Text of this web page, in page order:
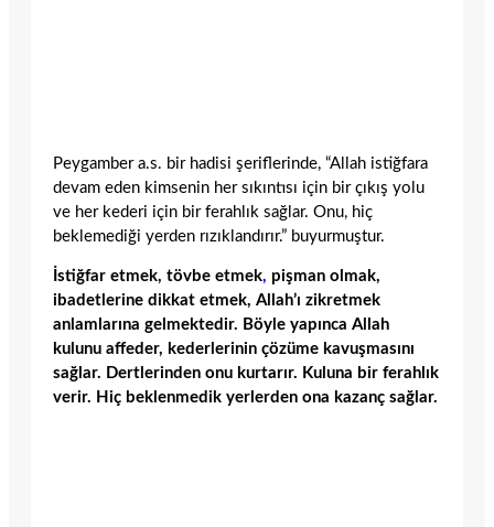
Peygamber a.s. bir hadisi şeriflerinde, “Allah istiğfara
devam eden kimsenin her sıkıntısı için bir çıkış yolu
ve her kederi için bir ferahlık sağlar. Onu, hiç
beklemediği yerden rızıklandırır.” buyurmuştur.
İstiğfar etmek, tövbe etmek, pişman olmak,
ibadetlerine dikkat etmek, Allah’ı zikretmek
anlamlarına gelmektedir. Böyle yapınca Allah
kulunu affeder, kederlerinin çözüme kavuşmasını
sağlar. Dertlerinden onu kurtarır. Kuluna bir ferahlık
verir. Hiç beklenmedik yerlerden ona kazanç sağlar.